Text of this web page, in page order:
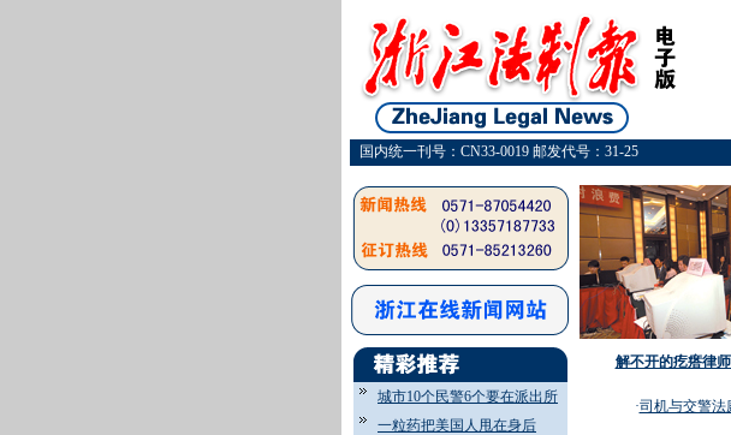
国内统一刊号：CN33-0019 邮发代号：31-25
城市10个民警6个要在派出所
一粒药把美国人甩在身后
解不开的疙瘩律
司机与交警法